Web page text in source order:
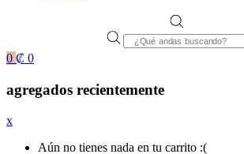
Products
search
0 ₡ 0
agregados recientemente
x
Aún no tienes nada en tu carrito :(